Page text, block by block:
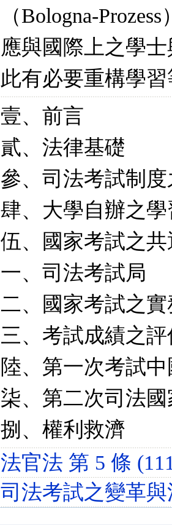
（Bologna-
應與國際上之學
此有必要重構學
壹、前言
貳、法律基礎
參、司法考試制
肆、大學自辦之
伍、國家考試之
一、司法考試局
二、國家考試之
三、考試成績之評
陸、第一次考試
柒、第二次司法
捌、權利救濟
法官法 第 5 條
司法考試之變革